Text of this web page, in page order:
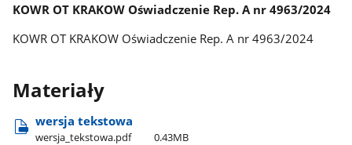
KOWR OT KRAKOW Oświadczenie Rep. A nr 4963/2024
KOWR OT KRAKOW Oświadczenie Rep. A nr 4963/2024
Materiały
wersja tekstowa
wersja​_tekstowa.pdf 0.43MB